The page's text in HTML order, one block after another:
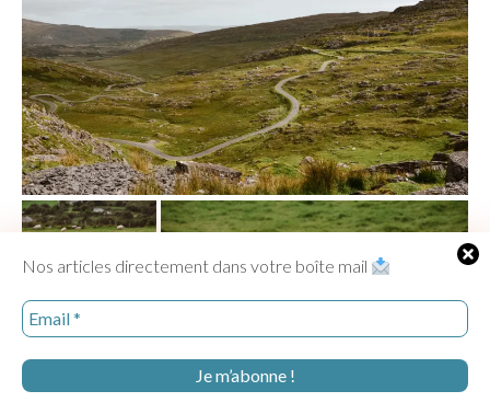
Nos articles directement dans votre boîte mail